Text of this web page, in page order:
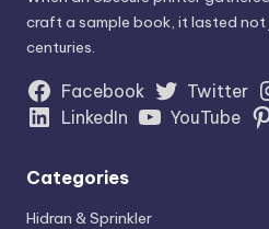
craft a sample book, it lasted
centuries.
Facebook Twitter
LinkedIn
YouTube
Categories
Hidran & Sprinkler